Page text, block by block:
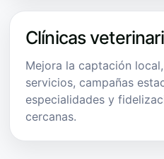
Clínicas
Mejora la captación
servicios, campañas
especialidades y
cercanas.